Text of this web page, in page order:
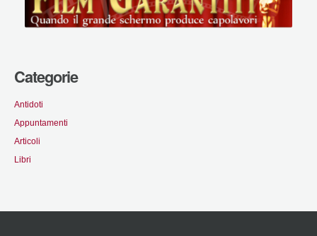
Categorie
Antidoti
Appuntamenti
Articoli
Libri